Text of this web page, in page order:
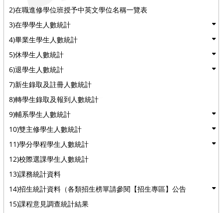
2)在職進修學位班授予中英文學位名稱一覽表
3)在學學生人數統計
4)畢業生學生人數統計
5)休學生人數統計
6)退學生人數統計
7)新生錄取及註冊人數統計
8)轉學生錄取及報到人數統計
9)輔系學生人數統計
10)雙主修學生人數統計
11)學分學程學生人數統計
12)校際選課學生人數統計
13)課務統計資料
14)招生統計資料（各類招生榜單請參閱【招生專區】公告
15)課程意見調查統計結果